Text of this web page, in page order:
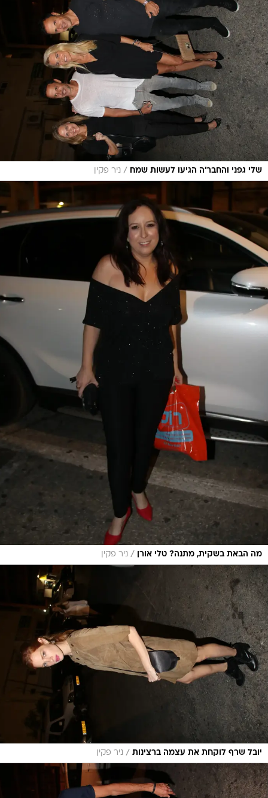
שלי גפני והחבר'ה הגיעו לעשות שמח / ניר פקין
מה הבאת בשקית, מתנה? טלי אורן / ניר פקין
יובל שרף לוקחת את עצמה ברצינות / ניר פקין